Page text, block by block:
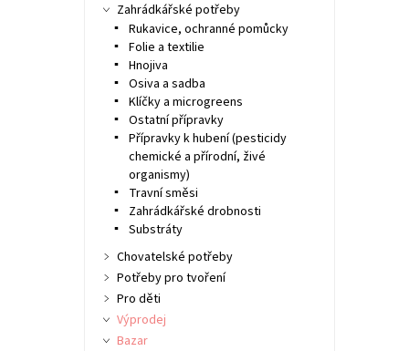
Zahrádkářské potřeby
Rukavice, ochranné pomůcky
Folie a textilie
Hnojiva
Osiva a sadba
Klíčky a microgreens
Ostatní přípravky
Přípravky k hubení (pesticidy
chemické a přírodní, živé
organismy)
Travní směsi
Zahrádkářské drobnosti
Substráty
Chovatelské potřeby
Potřeby pro tvoření
Pro děti
Výprodej
Bazar